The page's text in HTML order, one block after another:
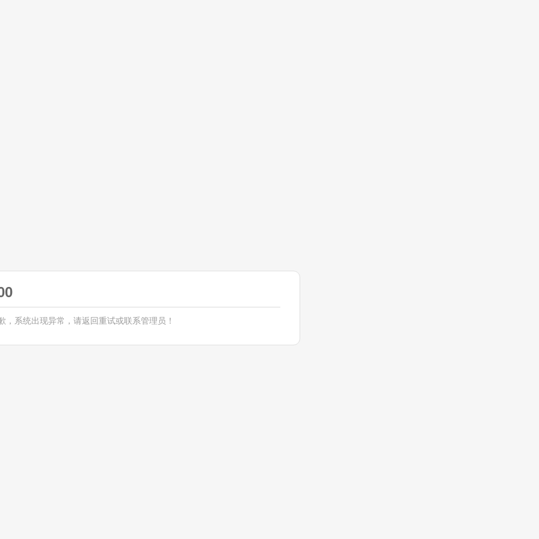
，系统出现异常，请返回重试或联系管理员！